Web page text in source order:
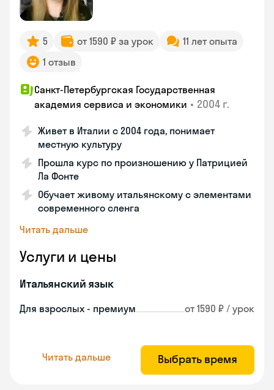
5 от 1590 ₽ за урок
11 лет опыта
1 отзыв
Санкт-Петербургская Государственная
академия сервиса и экономики • 2004 г.
Живет в Италии с 2004 года, понимает
местную культуру
Прошла курс по произношению у Патрицией
Ла Фонте
Обучает живому итальянскому с элементами
современного сленга
Читать дальше
Услуги и цены
Итальянский язык
Для взрослых - премиум от 1590 ₽ / урок
Читать дальше Выбрать время